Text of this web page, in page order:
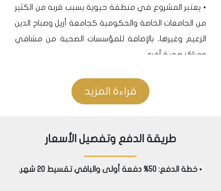
• يعتبر المشروع في منطقة حيوية بسبب قربه من الكثير
من الجامعات الخاصة والحكومية كجامعة أريل وصباح الدين
الزعيم وغيرها، بالإضافة للمؤسسات الصحية من مشافي
ومراكز صحية أخرى.
بالاضافة لقربه من منتزه فلوريا نتيجة قربه من المطار.
• يبعد المشروع مسافة 15 دقيقة فقط سيراً على الأقدام
من محطة مستقبلية يتم إنشاؤها الآن من ان تكون جاهزة
مع انتهاء المشروع تصل منطقة يني بوسنا عند محطة
قراءة المزيد
طريقة الدفع وتفصيل الأسعار
• خطة الدفع: 50% دفعة أولى والباقي تقسيط 20 شهر.